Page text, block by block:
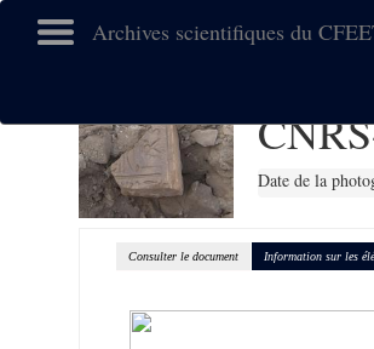
Archives scientifiques du
Date de la
Consulter le document Information sur les